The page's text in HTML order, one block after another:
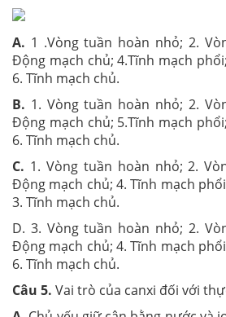
A. 1 .Vòng tuần hoàn nhỏ; 2.
Động mạch chủ; 4.Tĩnh mạch
6. Tĩnh mạch chủ.
B. 1. Vòng tuần hoàn nhỏ; 2.
Động mạch chủ; 5.Tĩnh mạch
6. Tĩnh mạch chủ.
C. 1. Vòng tuần hoàn nhỏ; 2.
Động mạch chủ; 4. Tĩnh mạch
3. Tĩnh mạch chủ.
D. 3. Vòng tuần hoàn nhỏ; 2.
Động mạch chủ; 4. Tĩnh mạch
6. Tĩnh mạch chủ.
Câu 5. Vai trò của canxi đối với